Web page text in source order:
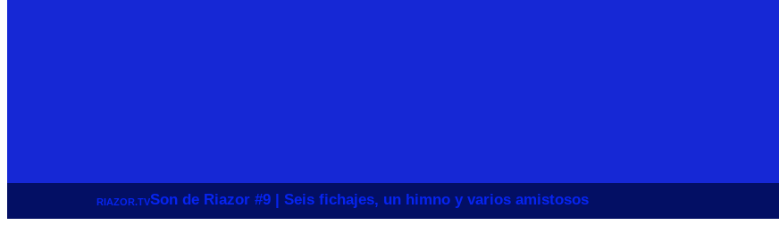
RIAZOR.TVSon de Riazor #9 | Seis fichajes, un himno y varios amistosos